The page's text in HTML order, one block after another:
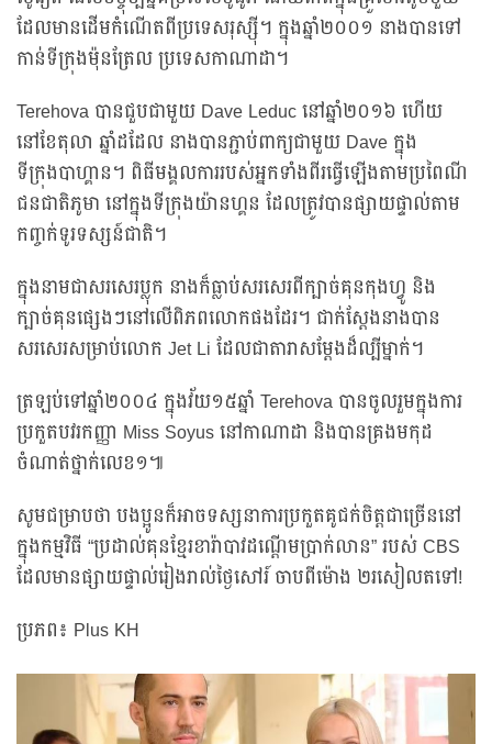
ដែលមានដើមកំណើតពីប្រទេសរុស្ស៊ី។ ក្នុងឆ្នាំ២០០១ នាងបានទៅ
កាន់ទីក្រុងម៉ុនត្រែល ប្រទេសកាណាដា។
Terehova បានជួបជាមួយ Dave Leduc នៅឆ្នាំ២០១៦ ហើយ
នៅខែតុលា ឆ្នាំដដែល នាងបានភ្ជាប់ពាក្យជាមួយ Dave ក្នុង
ទីក្រុងបាហ្គាន។ ពិធីមង្គលការរបស់អ្នកទាំងពីរធ្វើឡើងតាមប្រពៃណី
ជនជាតិភូមា នៅក្នុងទីក្រុងយ៉ានហ្គន ដែលត្រូវបានផ្សាយផ្ទាល់តាម
កញ្ចក់ទូរទស្សន៍ជាតិ។
ក្នុងនាមជាសរសេរប្លុក នាងក៏ធ្លាប់សរសេរពីក្បាច់គុនកុងហ្វូ និង
ក្បាច់គុនផ្សេងៗនៅលើពិភពលោកផងដែរ។ ជាក់ស្ដែងនាងបាន
សរសេរសម្រាប់លោក Jet Li ដែលជាតារាសម្ដែងដ៏ល្បីម្នាក់។
ត្រឡប់ទៅឆ្នាំ២០០៤ ក្នុងវ័យ១៥ឆ្នាំ Terehova បានចូលរួមក្នុងការ
ប្រកួតបវរកញ្ញា Miss Soyus នៅកាណាដា និងបានគ្រងមកុដ
ចំណាត់ថ្នាក់លេខ១៕
សូមជម្រាបថា បងប្អូនក៏អាចទស្សនាការប្រកួតគូជក់ចិត្តជាច្រើននៅ
ក្នុងកម្មវិធី “ប្រដាល់គុនខ្មែរខារ៉ាបាវដណ្ដើមប្រាក់លាន” របស់ CBS
ដែលមានផ្សាយផ្ទាល់រៀងរាល់ថ្ងៃសៅរ៍ ចាបពីម៉ោង ២រសៀលតទៅ!
ប្រភព៖ Plus KH